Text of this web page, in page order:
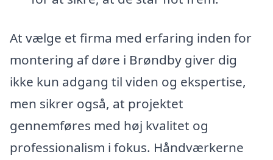
At vælge et firma med erfaring inden for
montering af døre i Brøndby giver dig
ikke kun adgang til viden og ekspertise,
men sikrer også, at projektet
gennemføres med høj kvalitet og
professionalism i fokus. Håndværkerne